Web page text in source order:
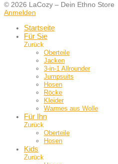
© 2026 LaCozy – Dein Ethno Store
Anmelden
Startseite
Für Sie
Zurück
Oberteile
Jacken
3-in-1 Allrounder
Jumpsuits
Hosen
Röcke
Kleider
Warmes aus Wolle
Für Ihn
Zurück
Oberteile
Hosen
Kids
Zurück